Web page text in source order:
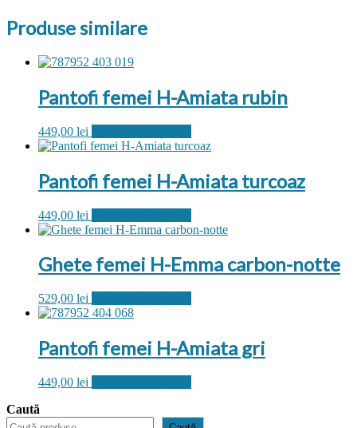
Produse similare
Pantofi femei H-Amiata rubin
449,00 lei
produs
mai
multe
pot
alese
în
pagina
produsului.
Pantofi femei H-Amiata turcoaz
449,00 lei
produs
multe
alese
în
pagina
produsului.
Ghete femei H-Emma carbon-notte
529,00 lei
mai
multe
Pantofi femei H-Amiata gri
449,00 lei
mai
Caută